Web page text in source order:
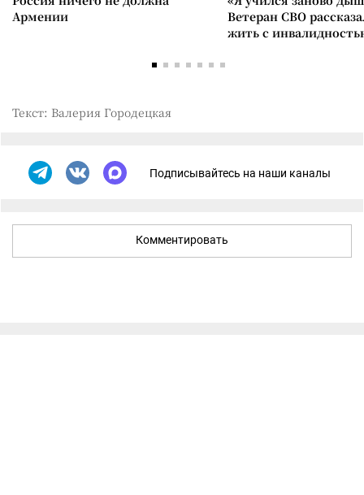
Армении
Ветеран СВО
жить с
Текст: Валерия Городецкая
Подписывайтесь на наши каналы
Комментировать